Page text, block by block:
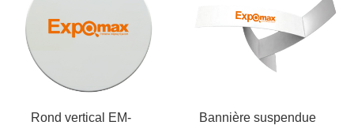
qualité et
permettent...
Chine et combinent...
Rond vertical EM-
Bannière suspendue